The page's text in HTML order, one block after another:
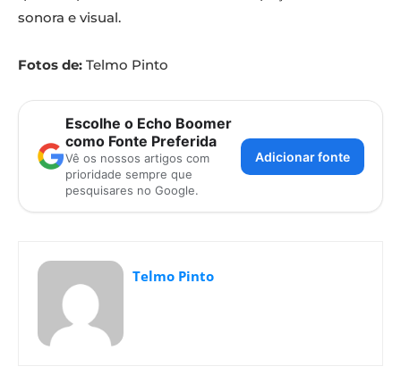
sonora e visual.
Fotos de: Telmo Pinto
Escolhe o Echo Boomer
como Fonte Preferida
Vê os nossos artigos com
prioridade sempre que
pesquisares no Google.
Adicionar fonte
Telmo Pinto